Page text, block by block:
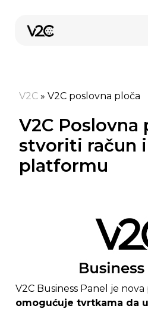
sadržaj
Kupi online
V2C » V2C poslovna ploča
V2C Poslovna
stvoriti račun
platformu
V2C Business Panel je
omogućuje tvrtkama da